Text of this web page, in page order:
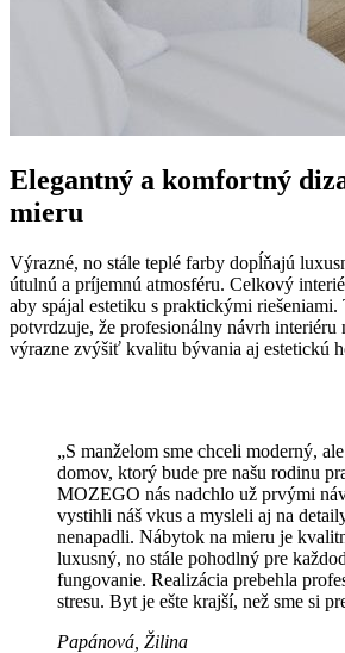
Elegantný a komfortný
mieru
Výrazné, no stále teplé farby dopĺňajú
útulnú a príjemnú atmosféru. Celkový
aby spájal estetiku s praktickými riešeniami.
potvrdzuje, že profesionálny návrh interiéru
výrazne zvýšiť kvalitu bývania aj estetickú
„S manželom sme chceli moderný,
domov, ktorý bude pre našu rodinu
MOZEGO nás nadchlo už prvými
vystihli náš vkus a mysleli aj na
nenapadli. Nábytok na mieru je
luxusný, no stále pohodlný pre
fungovanie. Realizácia prebehla
stresu. Byt je ešte krajší, než sme si
Papánová, Žilina